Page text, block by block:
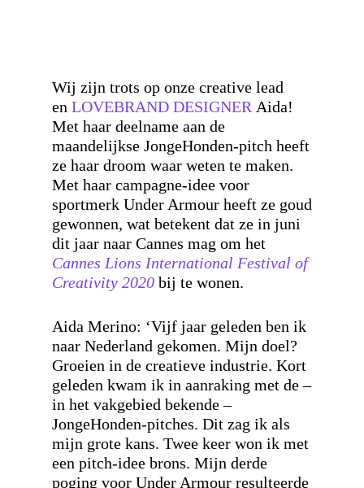
Wij zijn trots op onze creative lead
en LOVEBRAND DESIGNER Aida!
Met haar deelname aan de
maandelijkse JongeHonden-pitch heeft
ze haar droom waar weten te maken.
Met haar campagne-idee voor
sportmerk Under Armour heeft ze goud
gewonnen, wat betekent dat ze in juni
dit jaar naar Cannes mag om het
Cannes Lions International Festival of
Creativity 2020 bij te wonen.
Aida Merino: ‘Vijf jaar geleden ben ik
naar Nederland gekomen. Mijn doel?
Groeien in de creatieve industrie. Kort
geleden kwam ik in aanraking met de –
in het vakgebied bekende –
JongeHonden-pitches. Dit zag ik als
mijn grote kans. Twee keer won ik met
een pitch-idee brons. Mijn derde
poging voor Under Armour resulteerde